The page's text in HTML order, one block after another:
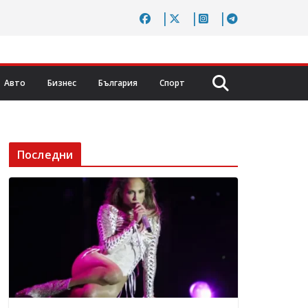
Авто Бизнес България Спорт
Последни